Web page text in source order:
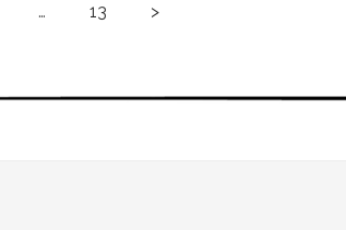
TIPPS
VON
… 13 >